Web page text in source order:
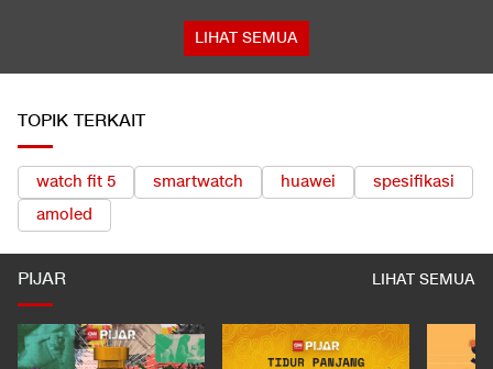
LIHAT SEMUA
TOPIK TERKAIT
watch fit 5 smartwatch huawei
spesifikasi
amoled
PIJAR LIHAT SEMUA